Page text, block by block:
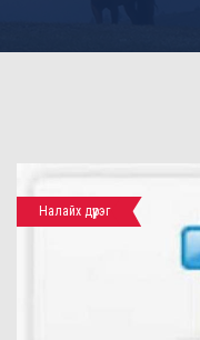
Налайх дүүрэг